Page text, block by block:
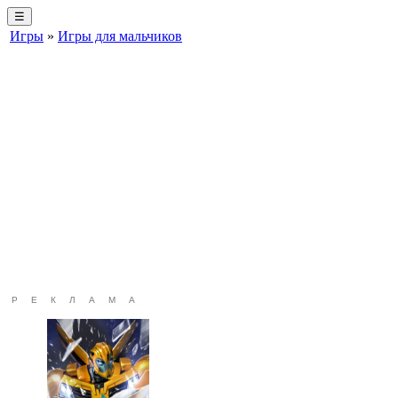
☰
Игры » Игры для мальчиков
РЕКЛАМА